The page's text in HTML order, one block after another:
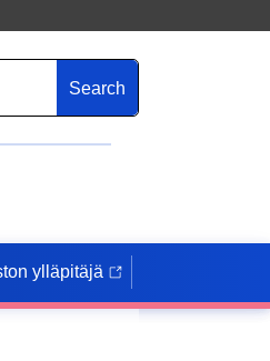
Search
ylläpitäjä